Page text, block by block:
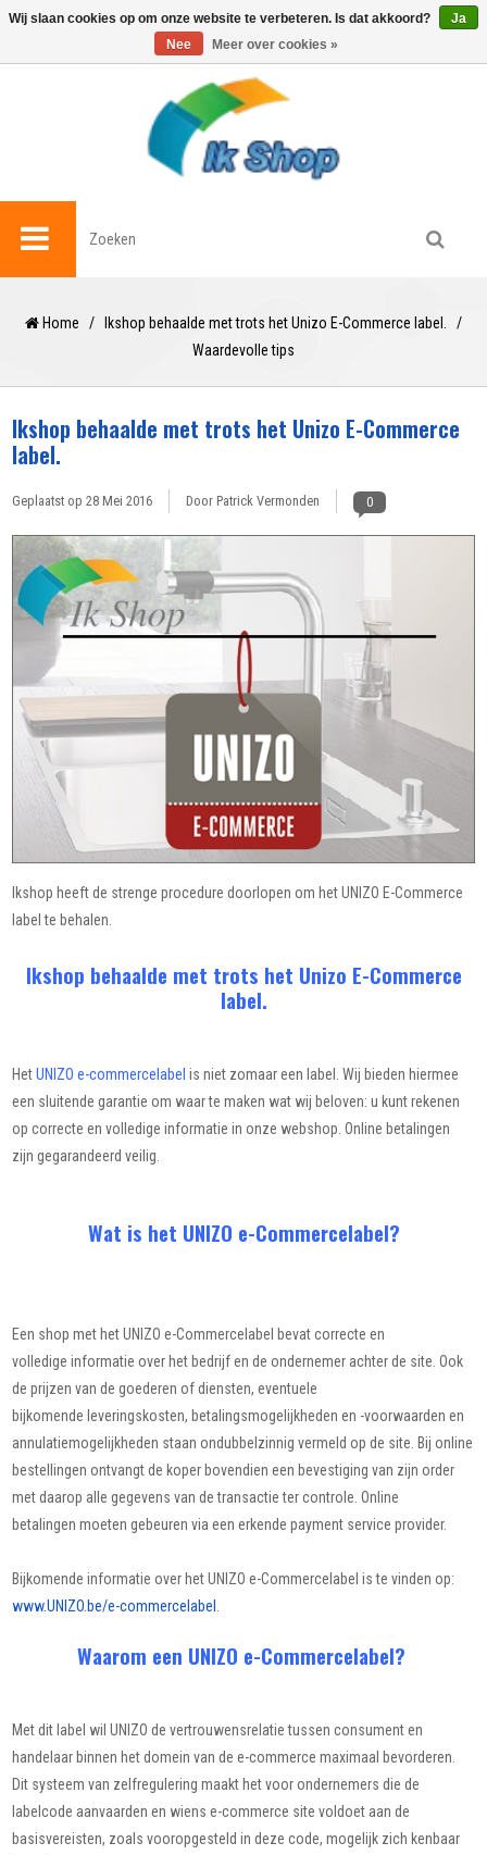
0
Home / Ikshop behaalde met trots het Unizo E-Commerce label.
/
Waardevolle tips
Ikshop behaalde met trots het Unizo E-Commerce
label.
Geplaatst op28 Mei 2016 Door Patrick Vermonden 0
Ikshop heeft de strenge procedure doorlopen om het UNIZO E-Commerce
label te behalen.
Ikshop behaalde met trots het Unizo E-Commerce
label.
HetUNIZO e-commercelabel is niet zomaar een label. Wij bieden hiermee
een sluitende garantie om waar te maken wat wij beloven: u kunt rekenen
op correcte en volledige informatie in onze webshop. Online betalingen
zijn gegarandeerd veilig.
Wat is het UNIZO e-Commercelabel?
Een shop met het UNIZO e-Commercelabel bevat correcte en
volledige informatie over het bedrijf en de ondernemer achter de site. Ook
de prijzen van de goederen of diensten, eventuele
bijkomende leveringskosten, betalingsmogelijkheden en -voorwaarden en
annulatiemogelijkheden staan ondubbelzinnig vermeld op de site. Bij online
bestellingen ontvangt de koper bovendien een bevestiging van zijn order
met daarop alle gegevens van de transactie ter controle. Online
betalingen moeten gebeuren via een erkende payment service provider.
Bijkomende informatie over het UNIZO e-Commercelabel is te vinden op:
www.UNIZO.be/e-commercelabel
Waarom een UNIZO e-Commercelabel?
Met dit label wil UNIZO de vertrouwensrelatie tussen consument en
handelaar binnen het domein van de e-commerce maximaal bevorderen.
Dit systeem van zelfregulering maakt het voor ondernemers die de
labelcode aanvaarden en wiens e-commerce site voldoet aan de
basisvereisten, zoals vooropgesteld in deze code, mogelijk zich kenbaar
Wij slaan cookies op om onze website te verbeteren. Is dat akkoord?
Ja
Nee
Meer over cookies »